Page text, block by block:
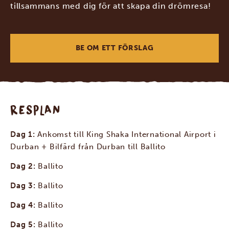
tillsammans med dig för att skapa din drömresa!
BE OM ETT FÖRSLAG
RESPLAN
Dag 1:Ankomst till King Shaka International Airport i
Durban + Bilfärd från Durban till Ballito
Dag 2: Ballito
Dag 3: Ballito
Dag 4: Ballito
Dag 5: Ballito